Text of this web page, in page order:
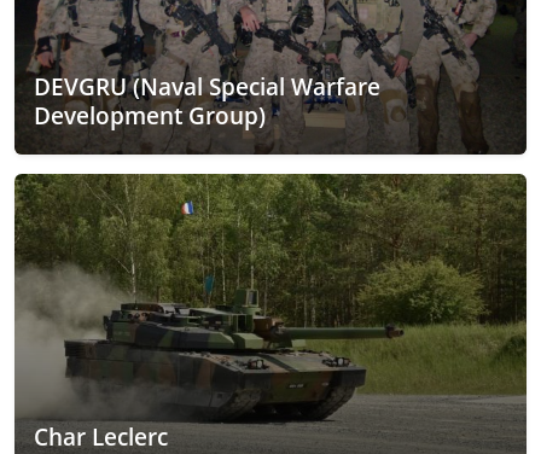
DEVGRU (Naval Special Warfare
Development Group)
Char Leclerc